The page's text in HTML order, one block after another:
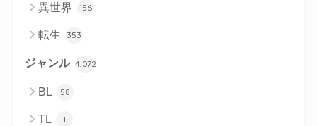
異世界 156
転生 353
ジャンル 4,072
BL 58
TL 1